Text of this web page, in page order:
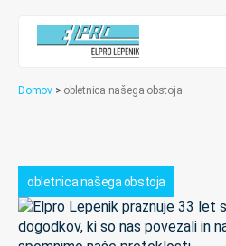
Domov > obletnica našega obstoja
obletnica našega obstoja